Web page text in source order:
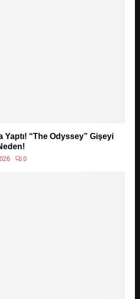
Yaptı! “The Odyssey” Gişeyi
0